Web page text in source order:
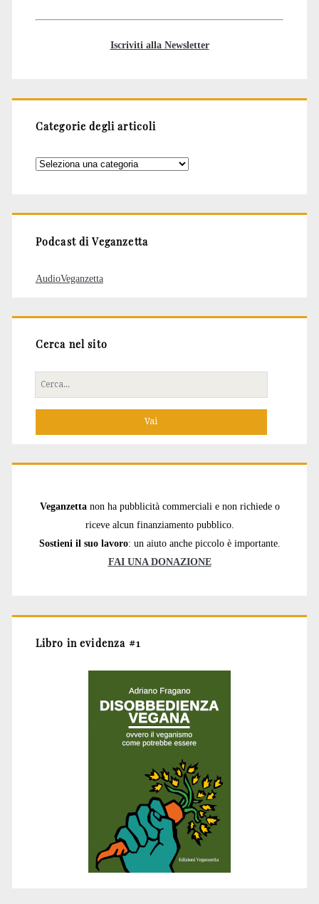
Iscriviti alla Newsletter
Categorie degli articoli
Categorie
Podcast di Veganzetta
AudioVeganzetta
Cerca nel sito
Cerca
per:
Veganzetta non ha pubblicità commerciali e non richiede o
riceve alcun finanziamento pubblico.
Sostieni il suo lavoro: un aiuto anche piccolo è importante.
FAI UNA DONAZIONE
Libro in evidenza #1